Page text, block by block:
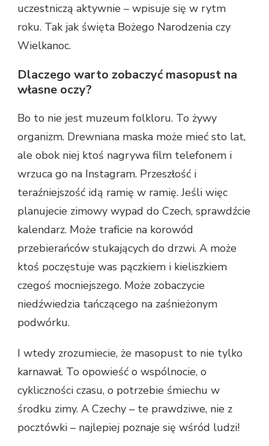
uczestniczą aktywnie – wpisuje się w rytm
roku. Tak jak święta Bożego Narodzenia czy
Wielkanoc.
Dlaczego warto zobaczyć masopust na
własne oczy?
Bo to nie jest muzeum folkloru. To żywy
organizm. Drewniana maska może mieć sto lat,
ale obok niej ktoś nagrywa film telefonem i
wrzuca go na Instagram. Przeszłość i
teraźniejszość idą ramię w ramię. Jeśli więc
planujecie zimowy wypad do Czech, sprawdźcie
kalendarz. Może traficie na korowód
przebierańców stukających do drzwi. A może
ktoś poczęstuje was pączkiem i kieliszkiem
czegoś mocniejszego. Może zobaczycie
niedźwiedzia tańczącego na zaśnieżonym
podwórku.
I wtedy zrozumiecie, że masopust to nie tylko
karnawał. To opowieść o wspólnocie, o
cykliczności czasu, o potrzebie śmiechu w
środku zimy. A Czechy – te prawdziwe, nie z
pocztówki – najlepiej poznaje się wśród ludzi!